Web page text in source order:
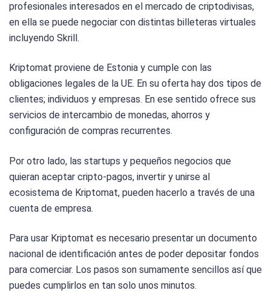
profesionales interesados en el mercado de criptodivisas,
en ella se puede negociar con distintas billeteras virtuales
incluyendo Skrill.
Kriptomat proviene de Estonia y cumple con las
obligaciones legales de la UE. En su oferta hay dos tipos de
clientes; individuos y empresas. En ese sentido ofrece sus
servicios de intercambio de monedas, ahorros y
configuración de compras recurrentes.
Por otro lado, las startups y pequeños negocios que
quieran aceptar cripto-pagos, invertir y unirse al
ecosistema de Kriptomat, pueden hacerlo a través de una
cuenta de empresa.
Para usar Kriptomat es necesario presentar un documento
nacional de identificación antes de poder depositar fondos
para comerciar. Los pasos son sumamente sencillos así que
puedes cumplirlos en tan solo unos minutos.